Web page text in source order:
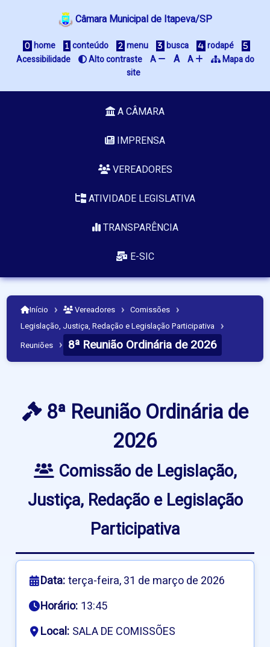
Câmara Municipal de Itapeva/SP
home conteúdo menu busca
rodapé
Acessibilidade
Alto contraste A A A
Mapa do
site
A CÂMARA
IMPRENSA
VEREADORES
ATIVIDADE LEGISLATIVA
TRANSPARÊNCIA
E-SIC
Início › Vereadores › Comissões ›
Legislação, Justiça, Redação e Legislação Participativa ›
Reuniões › 8ª Reunião Ordinária de 2026
8ª Reunião Ordinária de
2026
Comissão de Legislação,
Justiça, Redação e Legislação
Participativa
Data:terça-feira, 31 de março de 2026
Horário: 13:45
Local: SALA DE COMISSÕES